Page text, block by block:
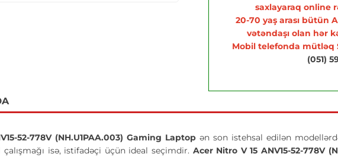
saxlayaraq online
20-70 yaş arası bütün
vətəndaşı olan hər
Mobil telefonda mütləq
(051)
52-778V (NH.U1PAA.003) Gaming Laptop ən son istehsal edilən
isə, istifadəçi üçün ideal seçimdir. Acer Nitro V 15 ANV15-52-778V